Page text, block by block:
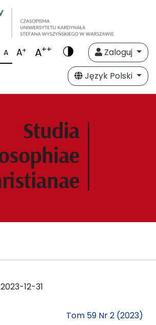
A A+ A++
Zaloguj
Język Polski
2023-12-31
Tom 59 Nr 2 (2023)